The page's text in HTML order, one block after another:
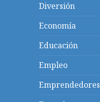
Diversión
Economía
Educación
Empleo
Emprendedores